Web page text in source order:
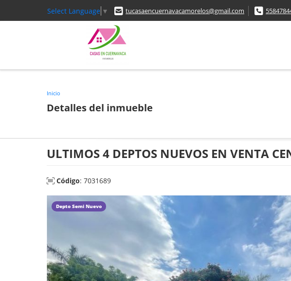
Select Language ▼ tucasaencuernavacamorelos@gmail.com
Inicio
Detalles del inmueble
ULTIMOS 4 DEPTOS NUEVOS EN VENTA
Código: 7031689
Depto Semi Nuevo